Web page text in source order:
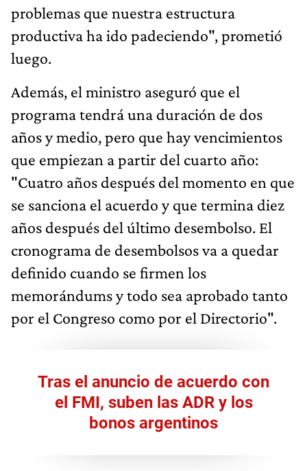
problemas que nuestra estructura
productiva ha ido padeciendo", prometió
luego.
Además, el ministro aseguró que el
programa tendrá una duración de dos
años y medio, pero que hay vencimientos
que empiezan a partir del cuarto año:
"Cuatro años después del momento en que
se sanciona el acuerdo y que termina diez
años después del último desembolso. El
cronograma de desembolsos va a quedar
definido cuando se firmen los
memorándums y todo sea aprobado tanto
por el Congreso como por el Directorio".
Tras el anuncio de acuerdo con
el FMI, suben las ADR y los
bonos argentinos